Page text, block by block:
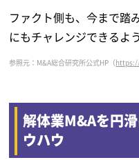
ファクト側も、今まで踏
にもチャレンジできるよ
参照元：M&A総合研究所公式HP（
解体業M&Aを円
ウハウ